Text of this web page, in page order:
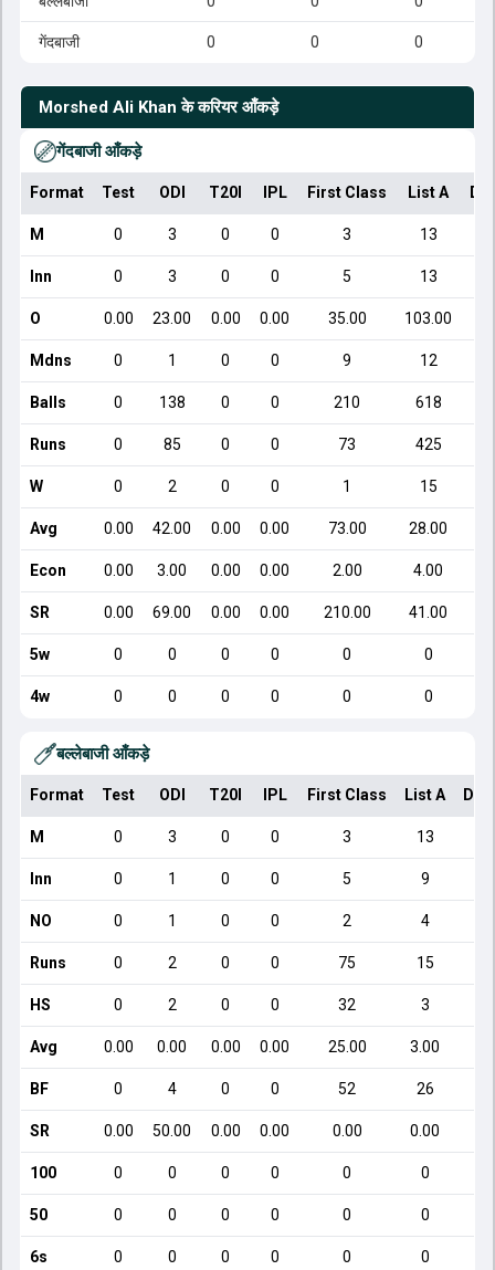
गेंदबाजी 0 0 0
Morshed Ali Khan के करियर आँकड़े
गेंदबाजी आँकड़े
Format Test ODI T20I IPL First Class List A
M 0 3 0 0 3 13
Inn 0 3 0 0 5 13
O 0.00 23.00 0.00 0.00 35.00 103.00
Mdns 0 1 0 0 9 12
Balls 0 138 0 0 210 618
Runs 0 85 0 0 73 425
W 0 2 0 0 1 15
Avg 0.00 42.00 0.00 0.00 73.00 28.00
Econ 0.00 3.00 0.00 0.00 2.00 4.00
SR 0.00 69.00 0.00 0.00 210.00 41.00
5w 0 0 0 0 0 0
4w 0 0 0 0 0 0
बल्लेबाजी आँकड़े
Format Test ODI T20I IPL First Class List A
M 0 3 0 0 3 13
Inn 0 1 0 0 5 9
NO 0 1 0 0 2 4
Runs 0 2 0 0 75 15
HS 0 2 0 0 32 3
Avg 0.00 0.00 0.00 0.00 25.00 3.00
BF 0 4 0 0 52 26
SR 0.00 50.00 0.00 0.00 0.00 0.00
100 0 0 0 0 0 0
50 0 0 0 0 0 0
6s 0 0 0 0 0 0